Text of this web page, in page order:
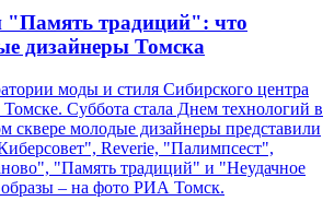
"Память традиций": что
дизайнеры Томска
моды и стиля Сибирского центра
Томске. Суббота стала Днем технологий в
сквере молодые дизайнеры представили
Reverie, "Палимпсест",
"Память традиций" и "Неудачное
– на фото РИА Томск.